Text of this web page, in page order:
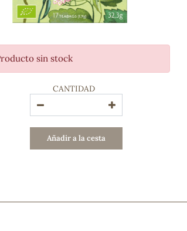
Energía
Antioxidantes
COSMÉTICA E HIGIENE PERSONAL
Hombre
Higiene personal
Labiales
Aceites esenciales y aromaterapia
Aceites vegetales
Higiene y cuidado capilar
sin stock
CANTIDAD
Añadir a la cesta